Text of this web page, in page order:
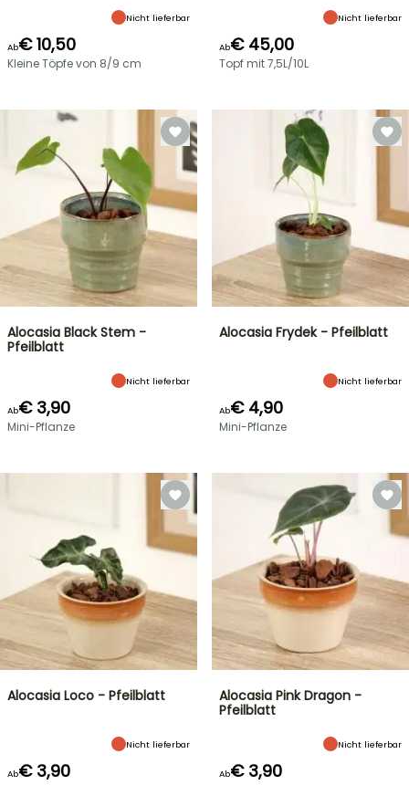
Nicht lieferbar
Ab€ 10,50
Kleine Töpfe von 8/9 cm
Nicht lieferbar
Ab€ 45,00
Topf mit 7,5L/10L
Alocasia Black Stem -
Pfeilblatt
Nicht lieferbar
Ab€ 3,90
Mini-Pflanze
Alocasia Frydek - Pfeilblatt
Nicht lieferbar
Ab€ 4,90
Mini-Pflanze
Alocasia Loco - Pfeilblatt
Nicht lieferbar
Ab€ 3,90
Alocasia Pink Dragon -
Pfeilblatt
Nicht lieferbar
Ab€ 3,90